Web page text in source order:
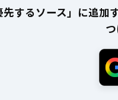
先するソース」に追